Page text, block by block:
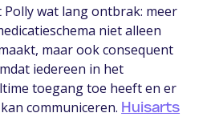
wat lang ontbrak: meer
niet alleen
maar ook consequent
iedereen in het
toegang toe heeft en er
communiceren. Huisarts